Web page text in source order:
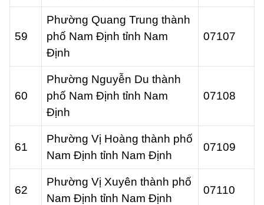
59
Phường Quang Trung thành
phố Nam Định tỉnh Nam
Định
07107
60
Phường Nguyễn Du thành
phố Nam Định tỉnh Nam
Định
07108
61
Phường Vị Hoàng thành phố
Nam Định tỉnh Nam Định
07109
62
Phường Vị Xuyên thành phố
Nam Định tỉnh Nam Định
07110